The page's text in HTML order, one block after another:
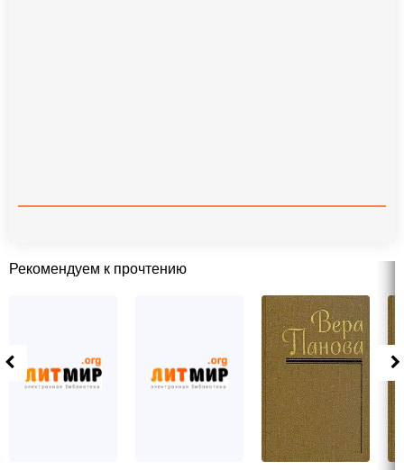
Рекомендуем к прочтению